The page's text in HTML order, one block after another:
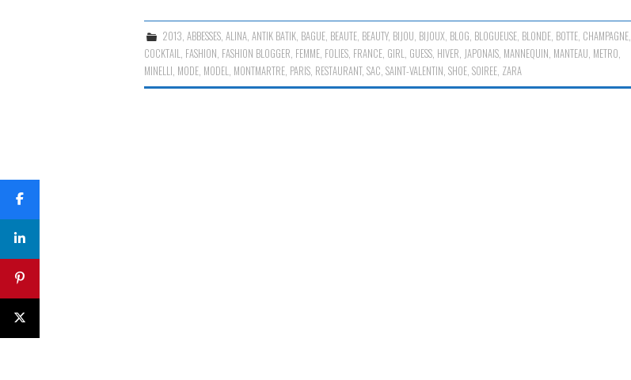
2013,ABBESSES,ALINA,ANTIK BATIK, BAGUE, BEAUTE, BEAUTY, BIJOU, BIJOUX, BLOG, BLOGUEUSE, BLONDE, BOTTE, CHAMPAGNE,
COCKTAIL, FASHION, FASHION BLOGGER, FEMME, FOLIES, FRANCE, GIRL, GUESS, HIVER, JAPONAIS, MANNEQUIN, MANTEAU, METRO,
MINELLI, MODE, MODEL, MONTMARTRE, PARIS, RESTAURANT, SAC, SAINT-VALENTIN, SHOE, SOIREE, ZARA